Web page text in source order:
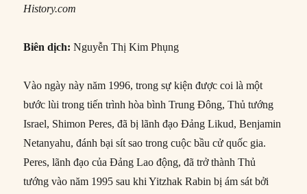
History.com
Biên dịch: Nguyễn Thị Kim Phụng
Vào ngày này năm 1996, trong sự kiện được coi là một
bước lùi trong tiến trình hòa bình Trung Đông, Thủ tướng
Israel, Shimon Peres, đã bị lãnh đạo Đảng Likud, Benjamin
Netanyahu, đánh bại sít sao trong cuộc bầu cử quốc gia.
Peres, lãnh đạo của Đảng Lao động, đã trở thành Thủ
tướng vào năm 1995 sau khi Yitzhak Rabin bị ám sát bởi